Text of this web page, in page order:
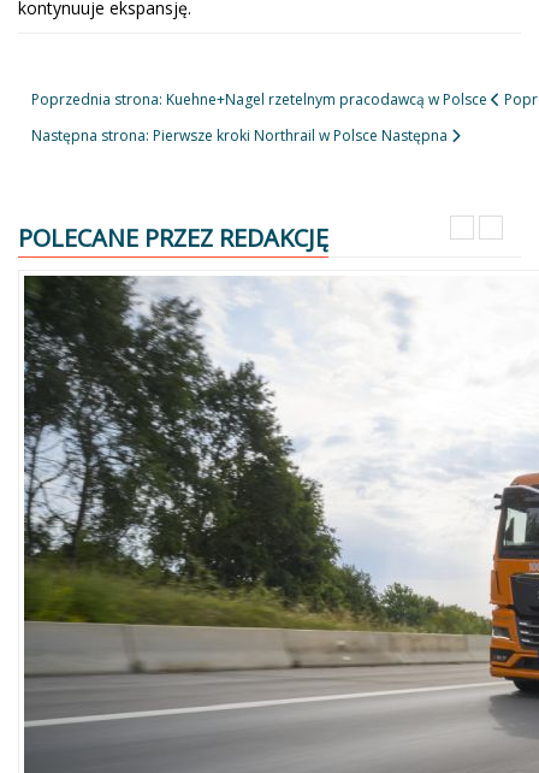
kontynuuje ekspansję.
Poprzednia strona: Kuehne+Nagel rzetelnym pracodawcą w Polsce
Następna strona: Pierwsze kroki Northrail w Polsce Następna
POLECANE PRZEZ REDAKCJĘ